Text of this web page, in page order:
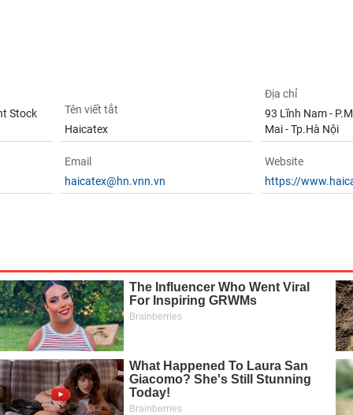
Stock
Tên viết tắt
Haicatex
Địa chỉ
93 Lĩnh Nam -
Mai - Tp.Hà Nội
Email
haicatex@hn.vnn.vn
Website
https://